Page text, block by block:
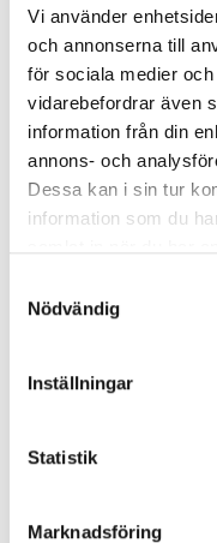
Vi använder
och annonserna till
för sociala medier
vidarebefordrar även
information från din
annons- och
Dessa kan i sin tur
information som du
Nödvändig
Inställningar
Statistik
Marknadsföring
Projektet påbörjades
byggherre, men
NCC erbjudits
skulle byggas och
-Vi ser fram emot att
partner som HSB
lämpar sig bättre som
affärschef Building
Under våren kommer
projekteringen samt
bostadsrätterna är
För ytterligare